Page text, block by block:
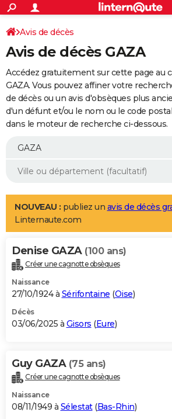
ACTUALITÉS
Politique
Société
Faits Divers
Education
Monde
Villes
+
SPORT
Coupe du monde 2026
Football
Tennis
Cyclisme
Rugby
Forum
Programme TV
TNT
Streaming
Cinéma
Sorties cinéma
Musique
+
FINANCE
Retraite
Impôts
Epargne
Immobilier
Risques naturels par ville
Banque
Assurance
Crédit
AUTO
Essais
Réserver un essai
Citadines
Berlines
SUV
Forum auto
+
Mobiles
Meilleur smartphone
Internet
Ordinateurs
Jeux vidéo
Guide high-tech
Aménagement intérieur
LIFESTYLE
Art de vivre
Bien-être
Loisirs
Mode
Modes de vie
Alimentation
Guide de la santé
Maladies
Médicaments
Sommeil
VOYAGE
Destinations
City break
Voyage nature
Voyage de noces
Forum
Climat
+PHOTO
GUIDES D'ACHAT
BONS PLANS
Carte de Noël
Carte Bonne année
Carte Saint-Valentin
Carte Pâques
Carte d'anniversaire
DICTIONNAIRE
Dictionnaire
Biographies
Citations
Expressions
Proverbes
PROGRAMME TV
Avis de décès
Avis de décès GAZA
Accédez gratuitement sur cette page au
GAZA. Vous pouvez affiner votre
de décès ou un avis d'obsèques plus
d'un défunt et/ou le nom ou le code
dans le moteur de recherche ci-dessous.
NOUVEAU : publiez un avis de décès
Linternaute.com
Denise GAZA (100 ans)
Créer une cagnotte obsèques
Naissance
27/10/1924 à Sérifontaine (Oise)
Décès
03/06/2025 à Gisors (Eure)
Guy GAZA (75 ans)
Créer une cagnotte obsèques
Naissance
08/11/1949 à Sélestat(Bas-Rhin)